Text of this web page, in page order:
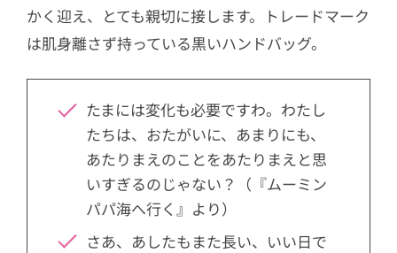
かく迎え、とても親切に接します。トレードマーク
は肌身離さず持っている黒いハンドバッグ。
たまには変化も必要ですわ。わたし
たちは、おたがいに、あまりにも、
あたりまえのことをあたりまえと思
いすぎるのじゃない？（『ムーミン
パパ海へ行く』より）
さあ、あしたもまた長い、いい日で